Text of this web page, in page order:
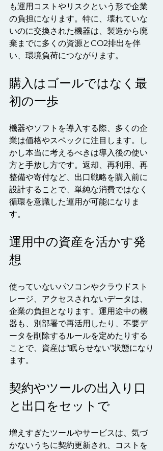
も運用コストやリスクという形で企業
の負担になります。特に、壊れていな
いのに交換された機器は、製造から廃
棄までに多くの資源とCO2排出を伴
い、環境負荷につながります。
購入はゴールではなく最
初の一歩
機器やソフトを導入する際、多くの企
業は価格やスペックに注目します。し
かし本当に考えるべきは導入後の使い
方と手放し方です。返却、再利用、再
整備や寄付など、出口戦略を購入前に
設計することで、単純な消費ではなく
循環を意識した運用が可能になりま
す。
運用中の資産を活かす発
想
使っていないパソコンやクラウドスト
レージ、アクセスされないデータは、
企業の負担となります。運用途中の機
器も、別部署で再活用したり、不要デ
ータを削除するルールを定めたりする
ことで、資産は“眠らせない”状態になり
ます。
契約やツールの出入り口
と出口をセットで
増えすぎたツールやサービスは、気づ
かないうちに契約更新され、コストを